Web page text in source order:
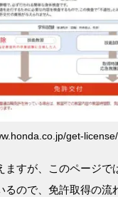
get-
ますが、このページで
るので、免許取得の流